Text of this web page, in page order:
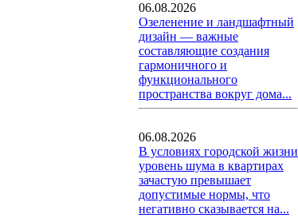
06.08.2026
Озеленение и ландшафтный
дизайн — важные
составляющие создания
гармоничного и
функционального
пространства вокруг дома...
06.08.2026
В условиях городской жизни
уровень шума в квартирах
зачастую превышает
допустимые нормы, что
негативно сказывается на...